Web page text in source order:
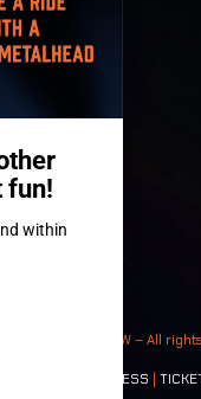
Productions VZW – All
PRESS